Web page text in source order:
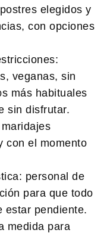
elegidos y
con opciones
:
veganas, sin
más habituales
sin disfrutar.
con el momento
: personal de
para que todo
estar pendiente.
medida para